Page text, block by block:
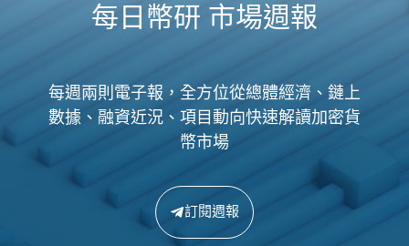
每日幣研 市場週報
每週兩則電子報，全方位從總體經濟、鏈上
數據、融資近況、項目動向快速解讀加密貨
幣市場
訂閱週報